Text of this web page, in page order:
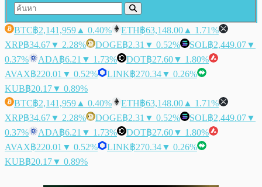
BTC฿2,141,959 ▲ 0.40% ETH฿63,148.00 ▲ 1.71%
XRP฿34.67▼ 2.28% DOGE฿2.31 ▼ 0.52% SOL฿2,449.07▼
0.37%
ADA฿6.21 ▼ 1.73% DOT฿27.60▼ 1.80%
AVAX฿220.01 ▼ 0.52% LINK฿270.34▼ 0.26%
KUB฿20.17▼ 0.89%
BTC฿2,141,959 ▲ 0.40% ETH฿63,148.00 ▲ 1.71%
XRP฿34.67▼ 2.28% DOGE฿2.31 ▼ 0.52% SOL฿2,449.07▼
0.37%
ADA฿6.21 ▼ 1.73% DOT฿27.60▼ 1.80%
AVAX฿220.01 ▼ 0.52% LINK฿270.34▼ 0.26%
KUB฿20.17▼ 0.89%